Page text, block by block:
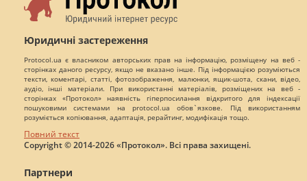
Юридичні застереження
Protocol.ua є власником авторських прав на інформацію, розміщену на веб -
сторінках даного ресурсу, якщо не вказано інше. Під інформацією розуміються
тексти, коментарі, статті, фотозображення, малюнки, ящик-шота, скани, відео,
аудіо, інші матеріали. При використанні матеріалів, розміщених на веб -
сторінках «Протокол» наявність гіперпосилання відкритого для індексації
пошуковими системами на protocol.ua обов`язкове. Під використанням
розуміється копіювання, адаптація, рерайтинг, модифікація тощо.
Повний текст
Copyright © 2014-2026 «Протокол». Всі права захищені.
Партнери